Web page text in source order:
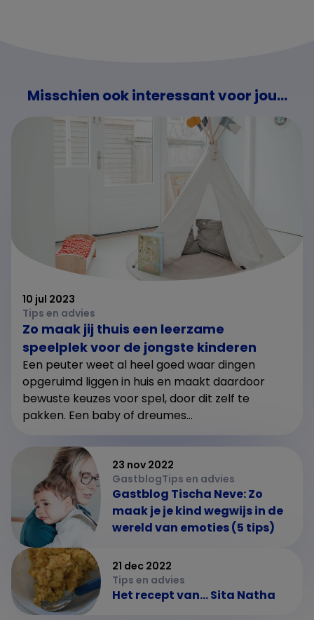
Misschien ook interessant voor jou...
10 jul 2023
Tips en advies
Zo maak jij thuis een leerzame
speelplek voor de jongste kinderen
Een peuter weet al heel goed waar dingen
opgeruimd liggen in huis en maakt daardoor
bewuste keuzes voor spel, door dit zelf te
pakken. Een baby of dreumes...
23 nov 2022
GastblogTips en advies
Gastblog Tischa Neve: Zo
maak je je kind wegwijs in de
wereld van emoties (5 tips)
21 dec 2022
Tips en advies
Het recept van... Sita Natha